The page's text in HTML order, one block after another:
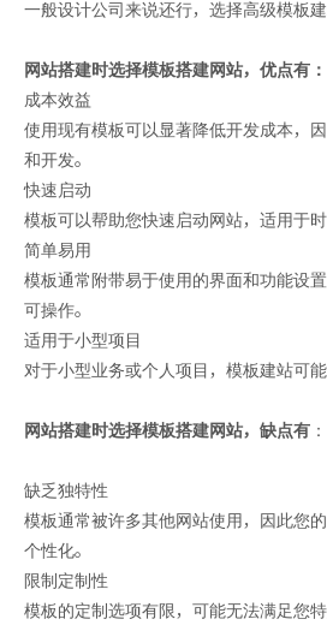
一般设计公司来说还行，选择高级模板
网站搭建时选择模板搭建网站，优点有：
成本效益
使用现有模板可以显著降低开发成本，
和开发。
快速启动
模板可以帮助您快速启动网站，适用于时
简单易用
模板通常附带易于使用的界面和功能设
可操作。
适用于小型项目
对于小型业务或个人项目，模板建站可
网站搭建时选择模板搭建网站，缺点有 ：
缺乏独特性
模板通常被许多其他网站使用，因此您
个性化。
限制定制性
模板的定制选项有限，可能无法满足您